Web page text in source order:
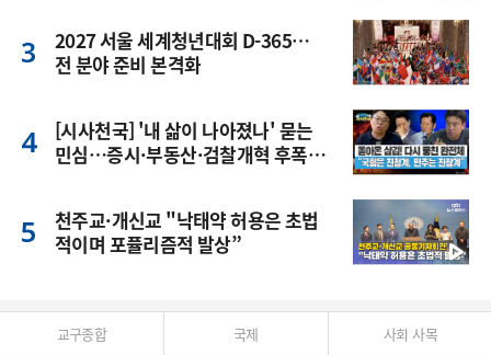
2027 서울 세계청년대회 D-365…
전 분야 준비 본격화
[시사천국] '내 삶이 나아졌나' 묻는
민심…증시·부동산·검찰개혁 후폭
천주교·개신교 "낙태약 허용은 초법
적이며 포퓰리즘적 발상”
교구종합 국제 사회 사목